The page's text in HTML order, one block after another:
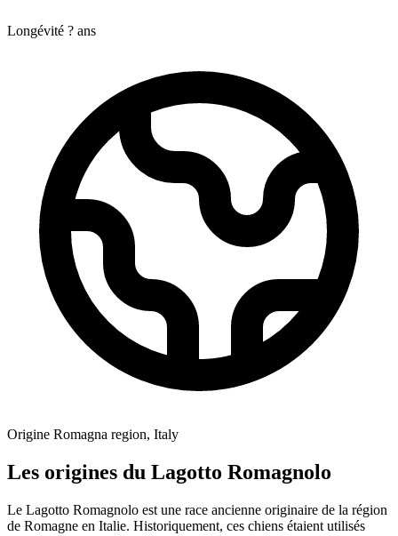
Longévité ? ans
Origine Romagna region, Italy
Les origines du Lagotto Romagnolo
Le Lagotto Romagnolo est une race ancienne originaire de la région
de Romagne en Italie. Historiquement, ces chiens étaient utilisés